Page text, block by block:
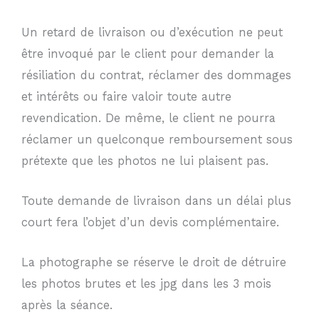
Un retard de livraison ou d’exécution ne peut
être invoqué par le client pour demander la
résiliation du contrat, réclamer des dommages
et intérêts ou faire valoir toute autre
revendication. De même, le client ne pourra
réclamer un quelconque remboursement sous
prétexte que les photos ne lui plaisent pas.
Toute demande de livraison dans un délai plus
court fera l’objet d’un devis complémentaire.
La photographe se réserve le droit de détruire
les photos brutes et les jpg dans les 3 mois
après la séance.